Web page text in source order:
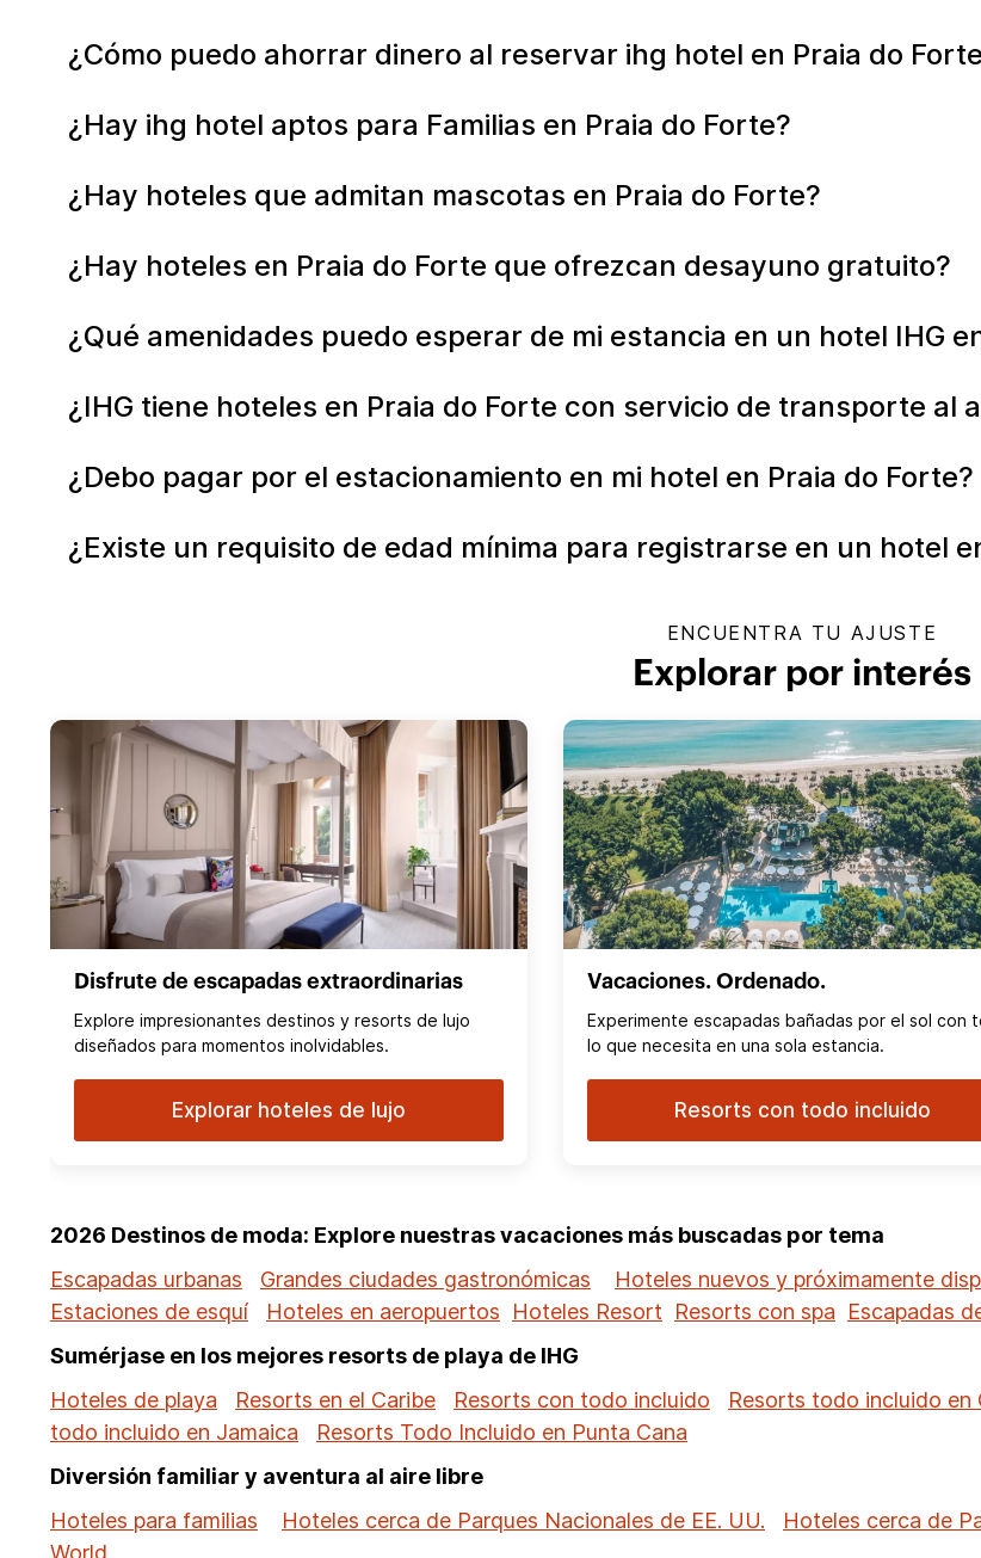
¿Cómo puedo ahorrar dinero al reservar ihg hotel en Praia do
¿Hay ihg hotel aptos para Familias en Praia do Forte?
¿Hay hoteles que admitan mascotas en Praia do Forte?
¿Hay hoteles en Praia do Forte que ofrezcan desayuno gratuito?
¿Qué amenidades puedo esperar de mi estancia en un hotel IHG
¿IHG tiene hoteles en Praia do Forte con servicio de transporte al
¿Debo pagar por el estacionamiento en mi hotel en Praia do Forte?
¿Existe un requisito de edad mínima para registrarse en un hotel
ENCUENTRA TU AJUSTE
Explorar por interés
Disfrute de escapadas extraordinarias
Explore impresionantes destinos y resorts de lujo
diseñados para momentos inolvidables.
Explorar hoteles de lujo
Vacaciones. Ordenado.
Experimente escapadas bañadas por el sol con
lo que necesita en una sola estancia.
Resorts con todo incluido
2026 Destinos de moda: Explore nuestras vacaciones más buscadas por tema
Escapadas urbanas
Grandes ciudades gastronómicas Hoteles nuevos y próximamente
Estaciones de esquí
Hoteles en aeropuertos Hoteles Resort Resorts con spa
Escapadas
Sumérjase en los mejores resorts de playa de IHG
Hoteles de playa
Resorts en el Caribe Resorts con todo incluido Resorts todo incluido en
todo incluido en Jamaica
Resorts Todo Incluido en Punta Cana
Diversión familiar y aventura al aire libre
Hoteles para familias
Hoteles cerca de Parques Nacionales de EE. UU. Hoteles cerca de
World